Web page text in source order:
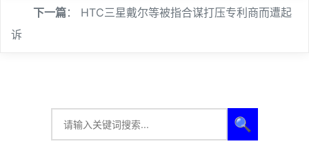
下一篇： HTC三星戴尔等被指合谋打压专利商而遭起
诉
🔍